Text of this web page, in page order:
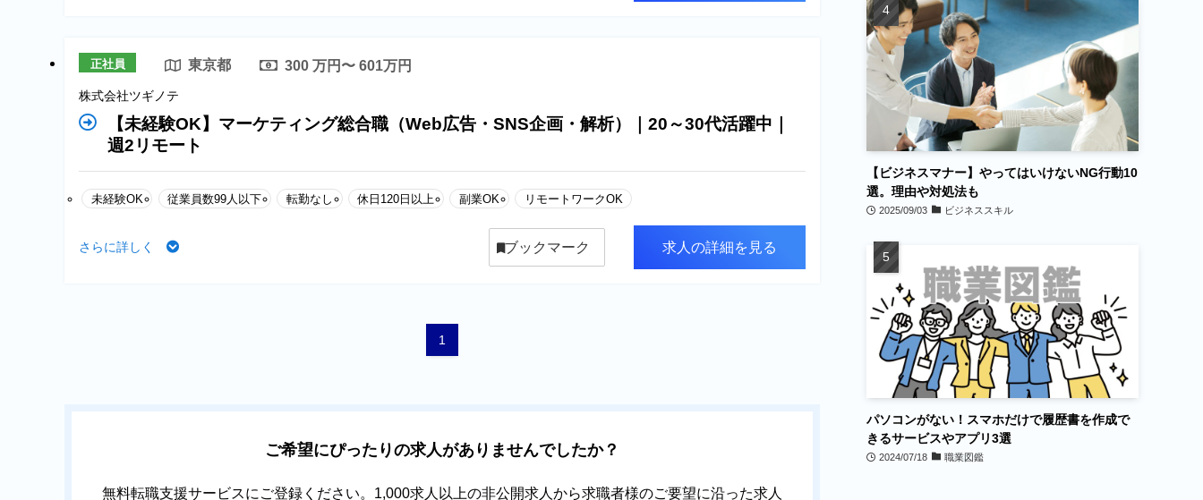
正社員 東京都 300 万円〜 601万円
株式会社ツギノテ
【未経験OK】マーケティング総合職（Web広告・SNS企画・解析）｜20～30代活躍中｜
週2リモート
未経験OK 従業員数99人以下 転勤なし 休日120日以上 副業OK リモートワークOK
さらに詳しく ブックマーク 求人の詳細を見る
1
ご希望にぴったりの求人がありませんでしたか？
無料転職支援サービスにご登録ください。1,000求人以上の非公開求人から求職者様のご要望に沿った求人
【ビジネスマナー】やってはいけないNG行動10
選。理由や対処法も
2025/09/03 ビジネススキル
パソコンがない！スマホだけで履歴書を作成で
きるサービスやアプリ3選
2024/07/18 職業図鑑